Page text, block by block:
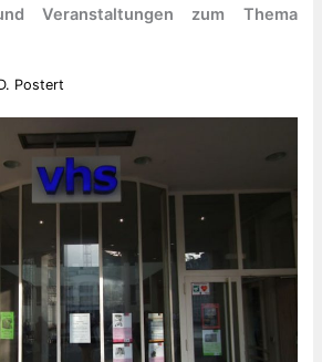
Veranstaltungen zum Thema
Postert